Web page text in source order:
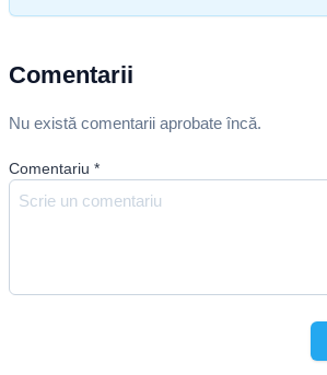
Comentarii
Nu există comentarii aprobate încă.
Comentariu *